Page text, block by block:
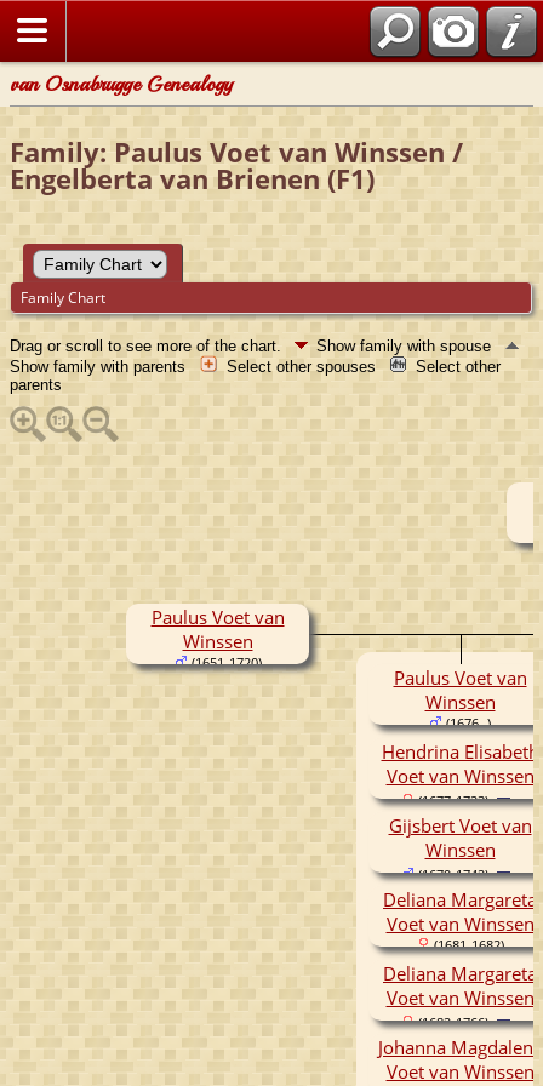
van Osnabrugge Genealogy
Family: Paulus Voet van Winssen /
Engelberta van Brienen (F1)
Family Chart
Drag or scroll to see more of the chart.
Show family with spouse
Show family with parents
Select other spouses
Select other
parents
Paulus Voet van
Winssen
(1651-1720)
Paulus Voet van
Winssen
(1676- )
Hendrina Elisabeth
Voet van Winssen
(1677-1723)
Gijsbert Voet van
Winssen
(1679-1742)
Deliana Margareta
Voet van Winssen
(1681-1682)
Deliana Margareta
Voet van Winssen
(1682-1766)
Johanna Magdalena
Voet van Winssen